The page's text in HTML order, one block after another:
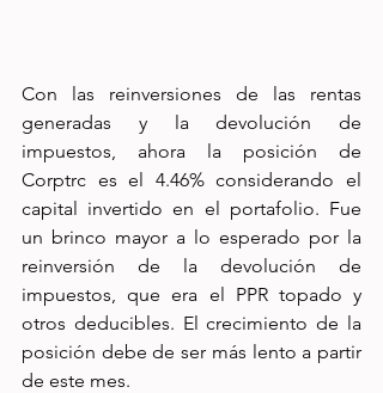
Con las reinversiones de las rentas
generadas y la devolución de
impuestos, ahora la posición de
Corptrc es el 4.46% considerando el
capital invertido en el portafolio. Fue
un brinco mayor a lo esperado por la
reinversión de la devolución de
impuestos, que era el PPR topado y
otros deducibles. El crecimiento de la
posición debe de ser más lento a partir
de este mes.